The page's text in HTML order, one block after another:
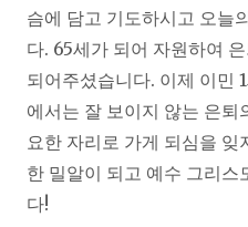
슴에 담고 기도하시고 오늘
다. 65세가 되어 자원하여
되어주셨습니다. 이제 이민
에서는 잘 보이지 않는 은
요한 자리로 가게 되심을 잊
한 밀알이 되고 예수 그리
다!